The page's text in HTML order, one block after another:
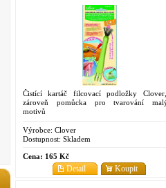
Čistící kartáč filcovací podložky
zároveň pomůcka pro tvarování
motivů
Výrobce: Clover
Dostupnost: Skladem
Cena: 165 Kč
Koupit
Detail